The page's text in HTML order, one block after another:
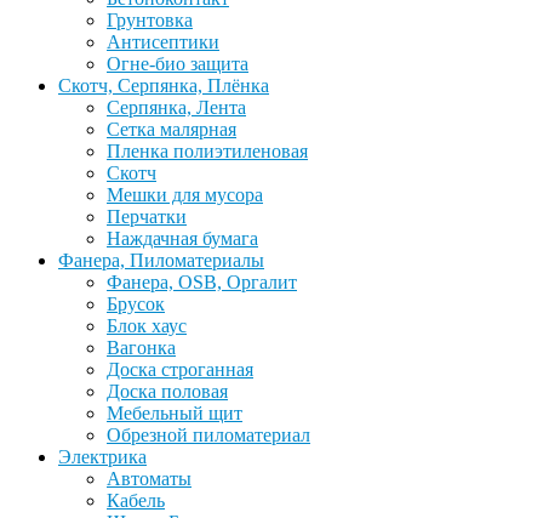
Грунтовка
Антисептики
Огне-био защита
Скотч, Серпянка, Плёнка
Серпянка, Лента
Сетка малярная
Пленка полиэтиленовая
Скотч
Мешки для мусора
Перчатки
Наждачная бумага
Фанера, Пиломатериалы
Фанера, OSB, Оргалит
Брусок
Блок хаус
Вагонка
Доска строганная
Доска половая
Мебельный щит
Обрезной пиломатериал
Электрика
Автоматы
Кабель